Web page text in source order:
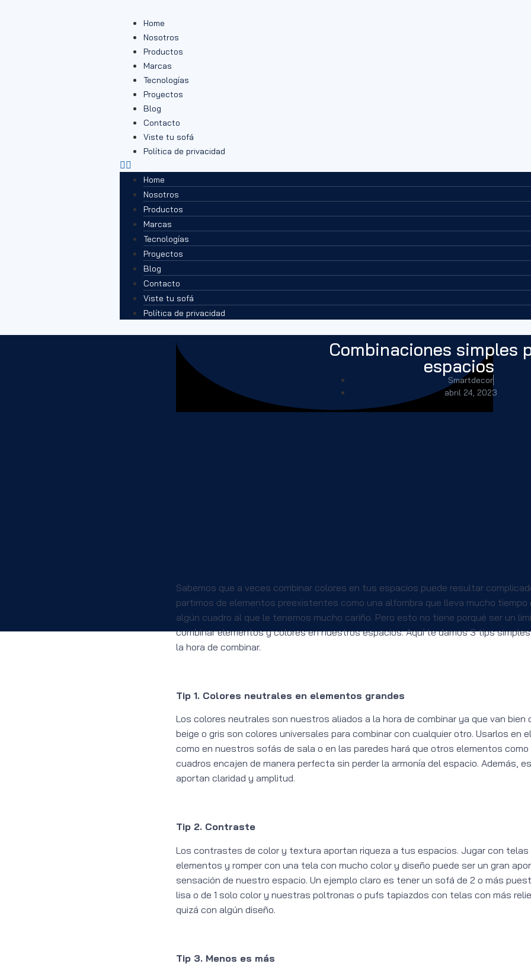
Home
Nosotros
Productos
Marcas
Tecnologías
Proyectos
Blog
Contacto
Viste tu sofá
Política de privacidad
Home
Nosotros
Productos
Marcas
Tecnologías
Proyectos
Blog
Contacto
Viste tu sofá
Política de privacidad
Combinaciones simples
espacios
Smartdecor
abril 24, 2023
Sabemos que a veces combinar colores en tus espacios puede resultar
partimos de elementos preexistentes como una alfombra que lleva mucho
algún cuadro al que le tenemos mucho cariño. Pero esto no tiene porqué ser un
combinar elementos y colores en nuestros espacios. Aquí te damos 3 tips
la hora de combinar.
Tip 1. Colores neutrales en elementos grandes
Los colores neutrales son nuestros aliados a la hora de combinar ya que van bien
beige o gris son colores universales para combinar con cualquier otro. Usarlos en
como en nuestros sofás de sala o en las paredes hará que otros elementos
cuadros encajen de manera perfecta sin perder la armonía del espacio. Además,
aportan claridad y amplitud.
Tip 2. Contraste
Los contrastes de color y textura aportan riqueza a tus espacios. Jugar con
elementos y romper con una tela con mucho color y diseño puede ser un gran
sensación de nuestro espacio. Un ejemplo claro es tener un sofá de 2 o más
lisa o de 1 solo color y nuestras poltronas o pufs tapiazdos con telas con más
quizá con algún diseño.
Tip 3. Menos es más